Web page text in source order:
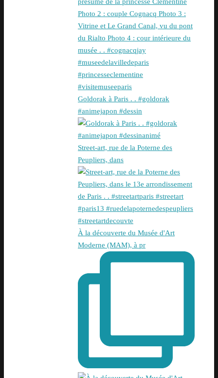
Goldorak à Paris . . #goldorak
#animejapon #dessin
Street-art, rue de la Poterne des
Peupliers, dans
À la découverte du Musée d'Art
Moderne (MAM), à pr